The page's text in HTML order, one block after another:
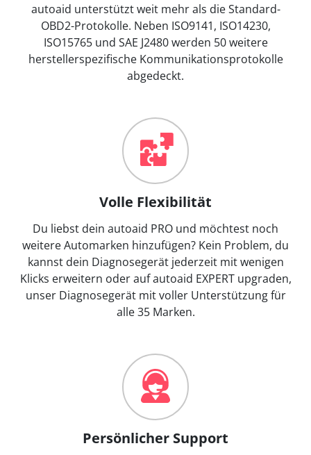
autoaid unterstützt weit mehr als die Standard-
OBD2-Protokolle. Neben ISO9141, ISO14230,
ISO15765 und SAE J2480 werden 50 weitere
herstellerspezifische Kommunikationsprotokolle
abgedeckt.
Volle Flexibilität
Du liebst dein autoaid PRO und möchtest noch
weitere Automarken hinzufügen? Kein Problem, du
kannst dein Diagnosegerät jederzeit mit wenigen
Klicks erweitern oder auf autoaid EXPERT upgraden,
unser Diagnosegerät mit voller Unterstützung für
alle 35 Marken.
Persönlicher Support